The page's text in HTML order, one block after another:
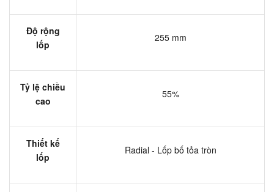
Độ rộng
lốp
255 mm
Tỷ lệ chiều
cao
55%
Thiết kế
lốp
Radial - Lốp bố tỏa tròn